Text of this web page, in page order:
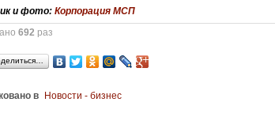
и фото:Корпорация МСП
692 раз
в
Новости - бизнес